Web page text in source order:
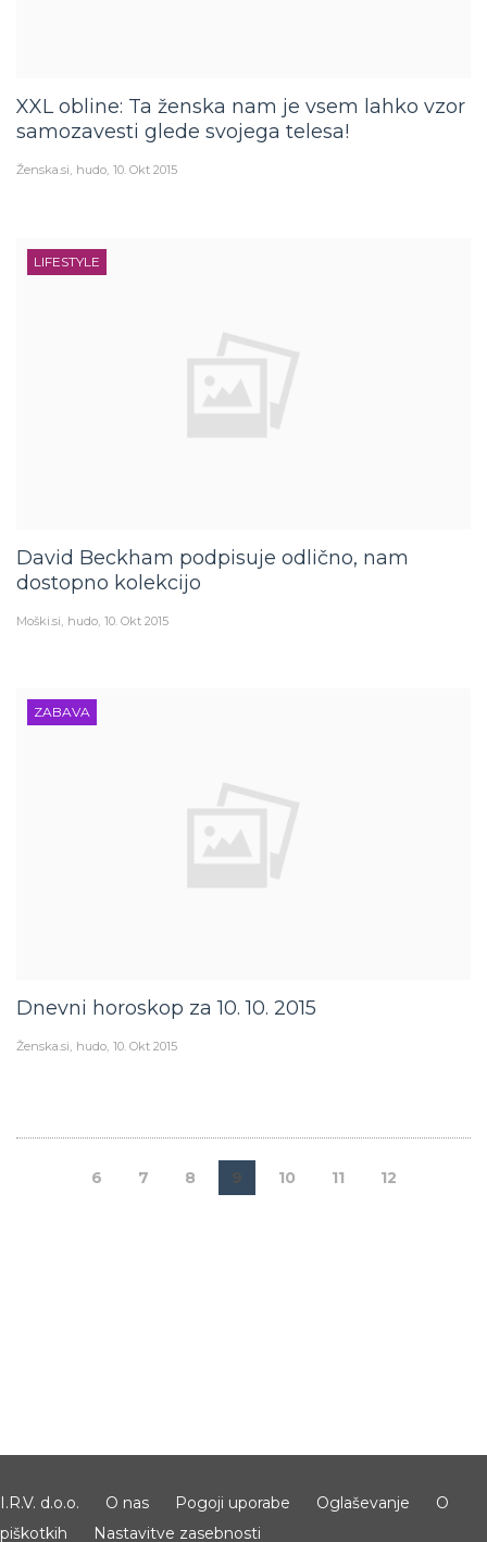
XXL obline: Ta ženska nam je vsem lahko vzor
samozavesti glede svojega telesa!
Ženska.si hudo 10. Okt 2015
LIFESTYLE
David Beckham podpisuje odlično, nam
dostopno kolekcijo
Moški.si hudo 10. Okt 2015
ZABAVA
Dnevni horoskop za 10. 10. 2015
Ženska.si hudo 10. Okt 2015
6 7 8 9 10 11 12
I.R.V. d.o.o. O nas Pogoji uporabe Oglaševanje
O
piškotkih
Nastavitve zasebnosti